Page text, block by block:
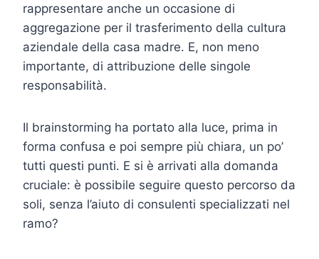
rappresentare anche un occasione di
aggregazione per il trasferimento della cultura
aziendale della casa madre. E, non meno
importante, di attribuzione delle singole
responsabilità.
Il brainstorming ha portato alla luce, prima in
forma confusa e poi sempre più chiara, un po’
tutti questi punti. E si è arrivati alla domanda
cruciale: è possibile seguire questo percorso da
soli, senza l’aiuto di consulenti specializzati nel
ramo?